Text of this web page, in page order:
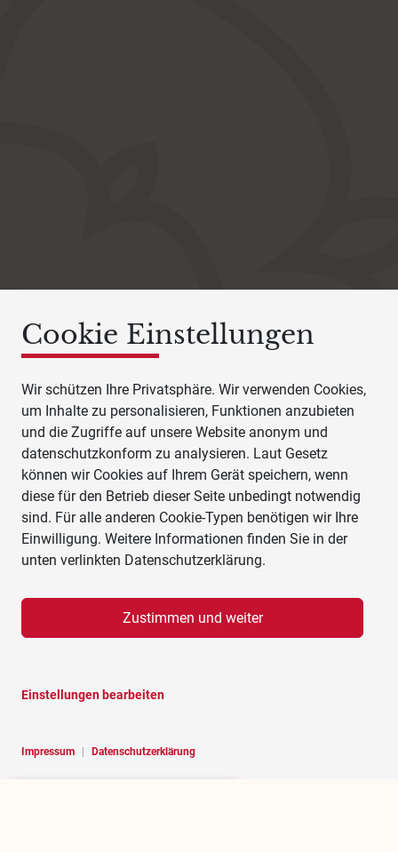
Cookie Einstellungen
Wir schützen Ihre Privatsphäre. Wir verwenden Cookies,
um Inhalte zu personalisieren, Funktionen anzubieten
und die Zugriffe auf unsere Website anonym und
datenschutzkonform zu analysieren. Laut Gesetz
können wir Cookies auf Ihrem Gerät speichern, wenn
diese für den Betrieb dieser Seite unbedingt notwendig
sind. Für alle anderen Cookie-Typen benötigen wir Ihre
Einwilligung. Weitere Informationen finden Sie in der
unten verlinkten Datenschutzerklärung.
Zustimmen und weiter
Impressum Datenschutzerklärung
Einstellungen bearbeiten